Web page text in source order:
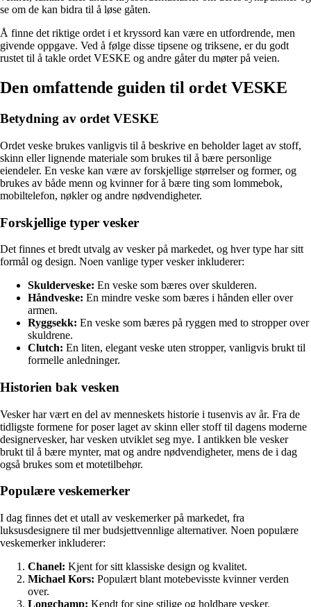
se om de kan bidra til å løse gåten.
Å finne det riktige ordet i et kryssord kan være en utfordrende, men
givende oppgave. Ved å følge disse tipsene og triksene, er du godt
rustet til å takle ordet VESKE og andre gåter du møter på veien.
Den omfattende guiden til ordet VESKE
Betydning av ordet VESKE
Ordet veske brukes vanligvis til å beskrive en beholder laget av stoff,
skinn eller lignende materiale som brukes til å bære personlige
eiendeler. En veske kan være av forskjellige størrelser og former, og
brukes av både menn og kvinner for å bære ting som lommebok,
mobiltelefon, nøkler og andre nødvendigheter.
Forskjellige typer vesker
Det finnes et bredt utvalg av vesker på markedet, og hver type har sitt
formål og design. Noen vanlige typer vesker inkluderer:
Skulderveske: En veske som bæres over skulderen.
Håndveske: En mindre veske som bæres i hånden eller over
armen.
Ryggsekk: En veske som bæres på ryggen med to stropper over
skuldrene.
Clutch: En liten, elegant veske uten stropper, vanligvis brukt til
formelle anledninger.
Historien bak vesken
Vesker har vært en del av menneskets historie i tusenvis av år. Fra de
tidligste formene for poser laget av skinn eller stoff til dagens moderne
designervesker, har vesken utviklet seg mye. I antikken ble vesker
brukt til å bære mynter, mat og andre nødvendigheter, mens de i dag
også brukes som et motetilbehør.
Populære veskemerker
I dag finnes det et utall av veskemerker på markedet, fra
luksusdesignere til mer budsjettvennlige alternativer. Noen populære
veskemerker inkluderer:
Chanel: Kjent for sitt klassiske design og kvalitet.
Michael Kors: Populært blant motebevisste kvinner verden
over.
Longchamp: Kendt for sine stilige og holdbare vesker.